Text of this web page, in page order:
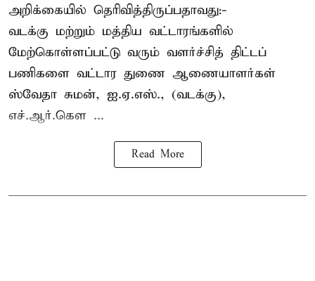
அறிக்கையில் தெரிவித்திருப்பதாவது:-
வடக்கு மற்றும் மத்திய வட்டாரங்களில்
மேற்கொள்ளப்பட்டு வரும் வளர்ச்சித் திட்டப்
பணிகளை வட்டார துணை ஆணையாளர்கள்
ஸ்வேதா சுமன், ஐ.ஏ.எஸ்., (வடக்கு),
எச்.ஆர்.கௌ ...
Read More